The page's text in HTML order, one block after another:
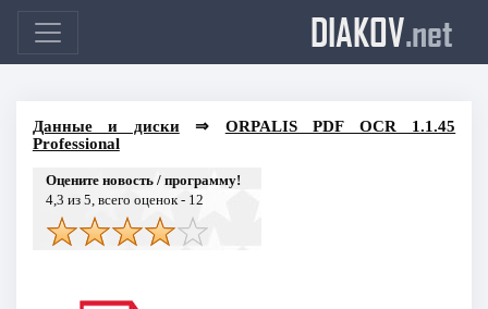
DIAKOV.net
Данные и диски⇒ ORPALIS PDF OCR 1.1.45
Professional
Оцените новость / программу!
4,3 из 5, всего оценок - 12